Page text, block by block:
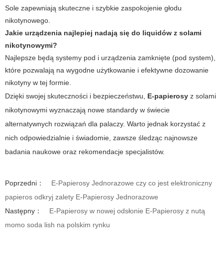
Sole zapewniają skuteczne i szybkie zaspokojenie głodu
nikotynowego.
Jakie urządzenia najlepiej nadają się do liquidów z solami
nikotynowymi?
Najlepsze będą systemy pod i urządzenia zamknięte (pod system),
które pozwalają na wygodne użytkowanie i efektywne dozowanie
nikotyny w tej formie.
Dzięki swojej skuteczności i bezpieczeństwu, E-papierosy z solami
nikotynowymi wyznaczają nowe standardy w świecie
alternatywnych rozwiązań dla palaczy. Warto jednak korzystać z
nich odpowiedzialnie i świadomie, zawsze śledząc najnowsze
badania naukowe oraz rekomendacje specjalistów.
Poprzedni：
E-Papierosy Jednorazowe czy co jest elektroniczny
papieros odkryj zalety E-Papierosy Jednorazowe
Następny：
E-Papierosy w nowej odsłonie E-Papierosy z nutą
momo soda lish na polskim rynku